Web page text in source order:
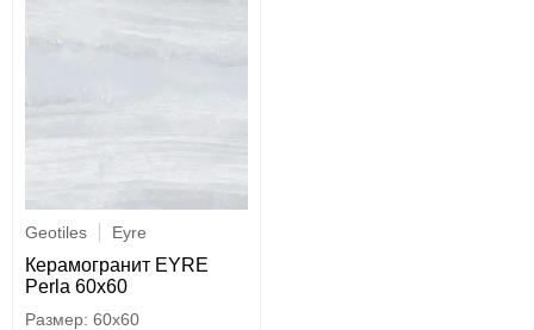
Geotiles Eyre
Керамогранит EYRE
Perla 60x60
60x60